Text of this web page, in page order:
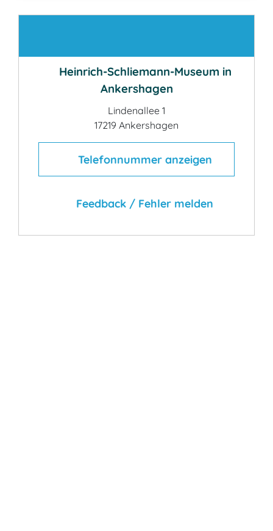
Heinrich-Schliemann-Museum in
Ankershagen
Lindenallee 1
17219 Ankershagen
Telefonnummer anzeigen
Feedback / Fehler melden